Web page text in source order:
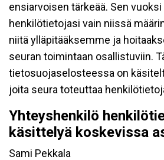
ensiarvoisen tärkeää. Sen
henkilötietojasi vain niissä
niitä ylläpitääksemme ja
seuran toimintaan osallistuviin.
tietosuojaselosteessa on
joita seura toteuttaa
Yhteyshenkilö
käsittelyä koskevissa
Sami Pekkala